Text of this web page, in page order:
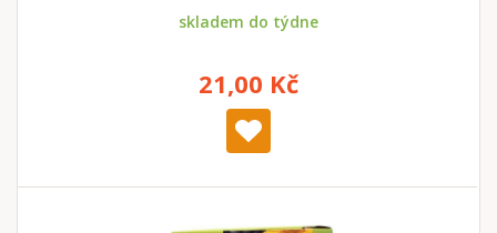
skladem do týdne
21,00 Kč